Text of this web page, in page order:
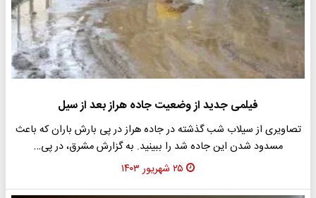
فیلمی جدید از وضعیت جاده هراز بعد از سیل
تصاویری از سیلاب شب گذشته در جاده هراز در پی بارش باران که باعث
مسدود شدن این جاده شد را ببینید. به گزارش مشرق، در پی…
۲۵ شهریور ۱۴۰۳